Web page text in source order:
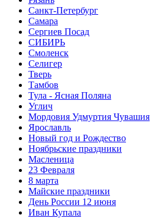
Санкт-Петербург
Самара
Сергиев Посад
СИБИРЬ
Смоленск
Селигер
Тверь
Тамбов
Тула - Ясная Поляна
Углич
Мордовия Удмуртия Чувашия
Ярославль
Новый год и Рождество
Ноябрьские праздники
Масленица
23 Февраля
8 марта
Майские праздники
День России 12 июня
Иван Купала